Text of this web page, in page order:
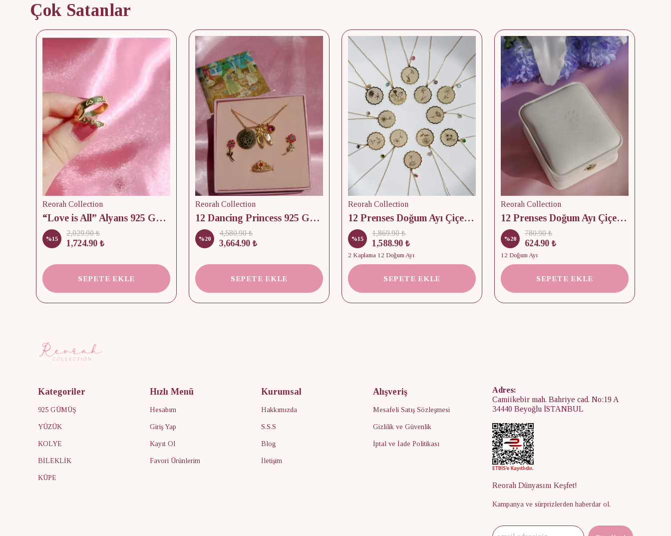
Çok Satanlar
Reorah Collection
“Love is All” Alyans 925 Gümüş - Medium Beden
%15
2,029.90 ₺
1,724.90 ₺
SEPETE EKLE
Reorah Collection
12 Dancing Princess 925 Gümüş/ Kolye, Küpe ve Yüzük Set
%20
4,580.90 ₺
3,664.90 ₺
SEPETE EKLE
Reorah Collection
12 Prenses Doğum Ayı Çiçek & Taş 925 Gümüş Kolye
%15
1,869.90 ₺
1,588.90 ₺
2 Kaplama 12 Doğum Ayı
SEPETE EKLE
Reorah Collection
12 Prenses Doğum Ayı Çiçek Baskılı Takı Kutusu
%20
780.90 ₺
624.90 ₺
12 Doğum Ayı
SEPETE EKLE
Kategoriler
925 GÜMÜŞ
YÜZÜK
KOLYE
BİLEKLİK
KÜPE
Hızlı Menü
Hesabım
Giriş Yap
Kayıt Ol
Favori Ürünlerim
Kurumsal
Hakkımızda
S.S.S
Blog
İletişim
Alışveriş
Mesafeli Satış Sözleşmesi
Gizlilik ve Güvenlik
İptal ve İade Politikası
Adres:
Camiikebir mah. Bahriye cad. No:19 A
34440 Beyoğlu İSTANBUL
Reorah Dünyasını Keşfet!
Kampanya ve sürprizlerden haberdar ol.